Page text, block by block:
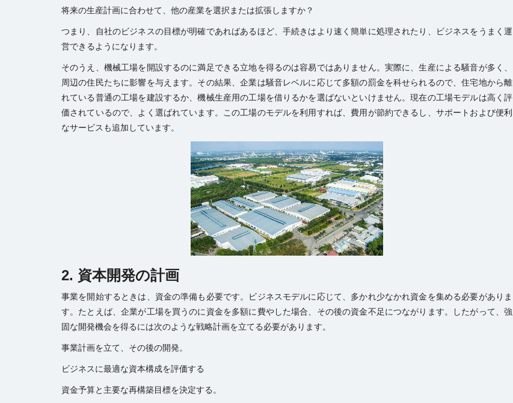
将来の生産計画に合わせて、他の産業を選択または拡張しますか？
つまり、自社のビジネスの目標が明確であればあるほど、手続きはより速く簡単に処理されたり、ビジネスをうまく運
営できるようになります。
そのうえ、機械工場を開設するのに満足できる立地を得るのは容易ではありません。実際に、生産による騒音が多く、
周辺の住民たちに影響を与えます。その結果、企業は騒音レベルに応じて多額の罰金を科せられるので、住宅地から離
れている普通の工場を建設するか、機械生産用の工場を借りるかを選ばないといけません。現在の工場モデルは高く評
価されているので、よく選ばれています。この工場のモデルを利用すれば、費用が節約できるし、サポートおよび便利
なサービスも追加しています。
2. 資本開発の計画
事業を開始するときは、資金の準備も必要です。ビジネスモデルに応じて、多かれ少なかれ資金を集める必要がありま
す。たとえば、企業が工場を買うのに資金を多額に費やした場合、その後の資金不足につながります。したがって、強
固な開発機会を得るには次のような戦略計画を立てる必要があります。
事業計画を立て、その後の開発。
ビジネスに最適な資本構成を評価する
資金予算と主要な再構築目標を決定する。